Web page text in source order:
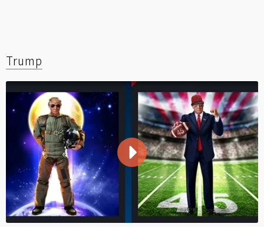
Trump